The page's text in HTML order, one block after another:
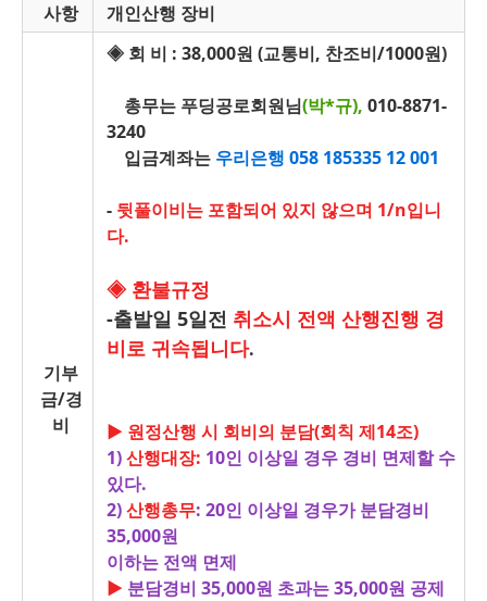
사항
개인산행 장비
기부
금/경
비
◈ 회 비 : 38,000원 (교통비, 찬조비/1000원)
총무는 푸딩공로회원님(박*규), 010-8871-
3240
입금계좌는 우리은행 058 185335 12 001
- 뒷풀이비는 포함되어 있지 않으며 1/n입니
다.
◈ 환불규정
-출발일 5일전 취소시 전액 산행진행 경
비로 귀속됩니다.
▶ 원정산행 시 회비의 분담(회칙 제14조)
1)산행대장: 10인 이상일 경우 경비 면제할 수
있다.
2)산행총무: 20인 이상일 경우가 분담경비
35,000원
이하는 전액 면제
▶ 분담경비 35,000원 초과는 35,000원 공제